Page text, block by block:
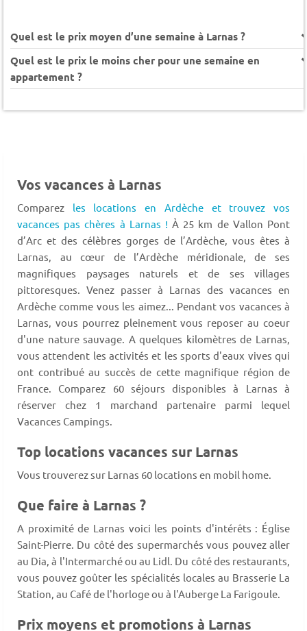
Quel est le prix moyen d’une semaine à Larnas ?
Quel est le prix le moins cher pour une semaine en
appartement ?
Vos vacances à Larnas
Comparez les locations en Ardèche et trouvez vos
vacances pas chères à Larnas ! À 25 km de Vallon Pont
d’Arc et des célèbres gorges de l’Ardèche, vous êtes à
Larnas, au cœur de l’Ardèche méridionale, de ses
magnifiques paysages naturels et de ses villages
pittoresques. Venez passer à Larnas des vacances en
Ardèche comme vous les aimez... Pendant vos vacances à
Larnas, vous pourrez pleinement vous reposer au coeur
d'une nature sauvage. A quelques kilomètres de Larnas,
vous attendent les activités et les sports d'eaux vives qui
ont contribué au succès de cette magnifique région de
France. Comparez 60 séjours disponibles à Larnas à
réserver chez 1 marchand partenaire parmi lequel
Vacances Campings.
Top locations vacances sur Larnas
Vous trouverez sur Larnas 60 locations en mobil home.
Que faire à Larnas ?
A proximité de Larnas voici les points d'intérêts : Église
Saint-Pierre. Du côté des supermarchés vous pouvez aller
au Dia, à l'Intermarché ou au Lidl. Du côté des restaurants,
vous pouvez goûter les spécialités locales au Brasserie La
Station, au Café de l'horloge ou à l'Auberge La Farigoule.
Prix moyens et promotions à Larnas